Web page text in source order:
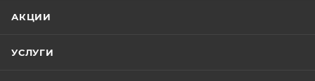
АКЦИИ
УСЛУГИ